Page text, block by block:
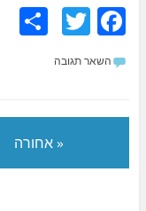
F
a
c
o
T
w
itt
S
השאר תגובה
« אחורה